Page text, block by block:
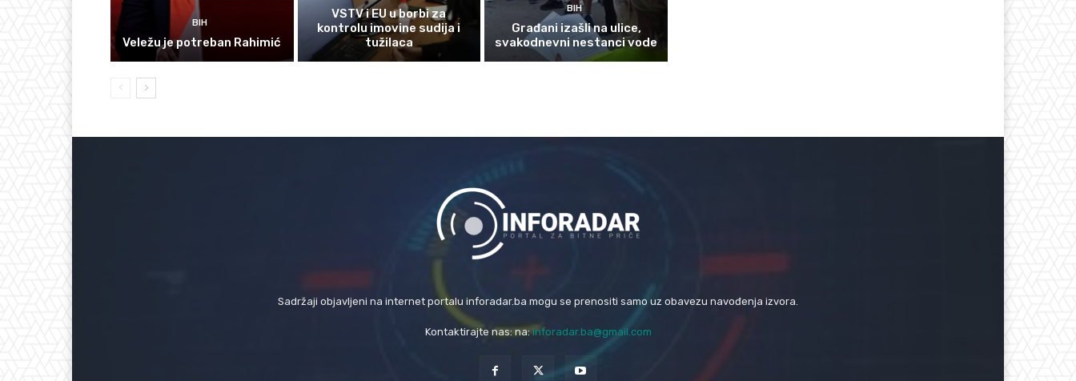
BIH
Veležu je potreban Rahimić
VSTV i EU u borbi za
kontrolu imovine sudija i
tužilaca
BIH
Građani izašli na ulice,
svakodnevni nestanci vode
Sadržaji objavljeni na internet portalu inforadar.ba mogu se prenositi samo uz obavezu navođenja izvora.
Kontaktirajte nas: na:inforadar.ba@gmail.com